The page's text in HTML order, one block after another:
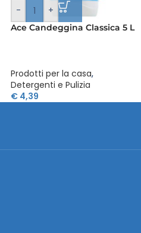
- +
Ace Candeggina Classica 5 L
Prodotti per la casa,
Detergenti e Pulizia
€ 4,39